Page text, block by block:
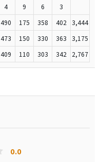
4 9 6
3
490 175 358 402
3,444
473 150 330 363
3,175
409 110 303 342 2,767
0.0